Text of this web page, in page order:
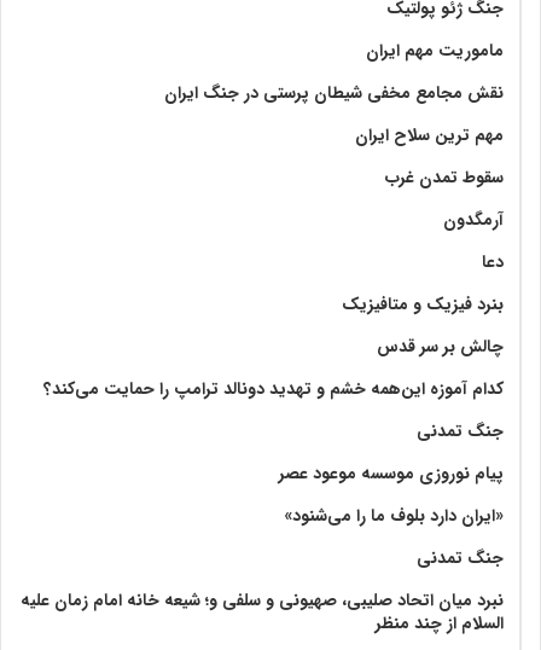
جنگ ژئو پولتیک
ماموریت مهم ایران
نقش مجامع مخفی شیطان پرستی در جنگ ایران
مهم ترین سلاح ایران
سقوط تمدن غرب
آرمگدون
دعا
بنرد فیزیک و متافیزیک
چالش بر سر قدس
کدام آموزه این‌همه خشم و تهدید دونالد ترامپ را حمایت می‌کند؟
جنگ تمدنی
پیام نوروزی موسسه موعود عصر
«ایران دارد بلوف ما را می‌شنود»
جنگ تمدنی
نبرد میان اتحاد صلیبی، صهیونی و سلفی و؛ شیعه خانه امام زمان علیه
السلام از چند منظر